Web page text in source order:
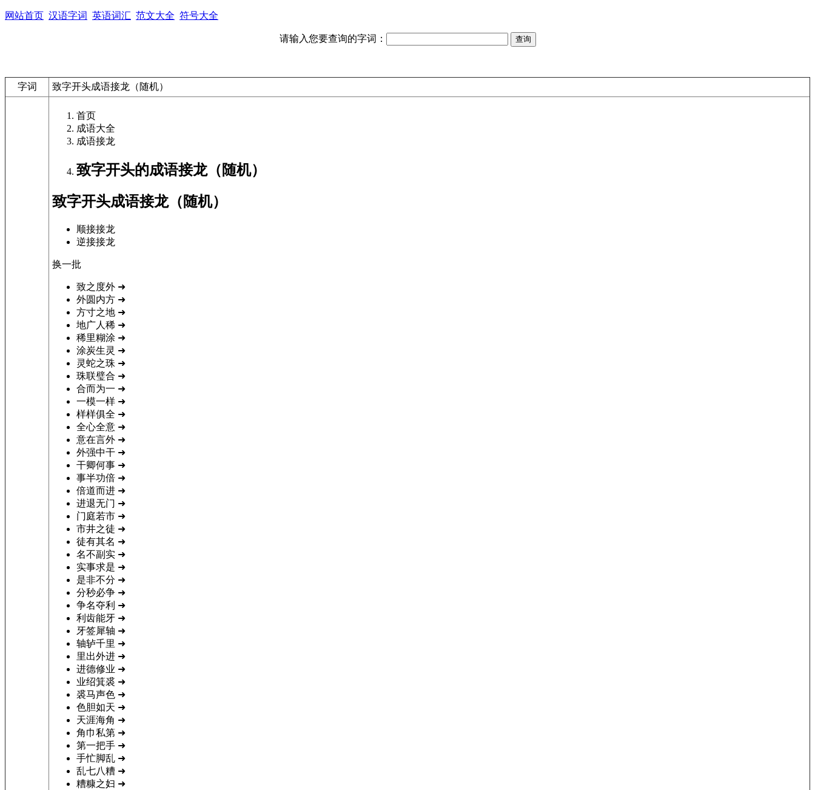
网站首页 汉语字词 英语词汇 范文大全 符号大全
请输入您要查询的字词：
字词 致字开头成语接龙（随机）
首页
成语大全
成语接龙
致字开头的成语接龙（随机）
致字开头成语接龙（随机）
顺接接龙
逆接接龙
换一批
致之度外 ➜
外圆内方 ➜
方寸之地 ➜
地广人稀 ➜
稀里糊涂 ➜
涂炭生灵 ➜
灵蛇之珠 ➜
珠联璧合 ➜
合而为一 ➜
一模一样 ➜
样样俱全 ➜
全心全意 ➜
意在言外 ➜
外强中干 ➜
干卿何事 ➜
事半功倍 ➜
倍道而进 ➜
进退无门 ➜
门庭若市 ➜
市井之徒 ➜
徒有其名 ➜
名不副实 ➜
实事求是 ➜
是非不分 ➜
分秒必争 ➜
争名夺利 ➜
利齿能牙 ➜
牙签犀轴 ➜
轴轳千里 ➜
里出外进 ➜
进德修业 ➜
业绍箕裘 ➜
裘马声色 ➜
色胆如天 ➜
天涯海角 ➜
角巾私第 ➜
第一把手 ➜
手忙脚乱 ➜
乱七八糟 ➜
糟糠之妇 ➜